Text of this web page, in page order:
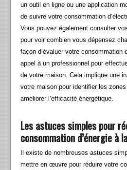
un outil en ligne ou une application
de suivre votre consommation
Vous pouvez également consulter
pour voir combien vous dépensez
façon d’évaluer votre consommation
appel à un professionnel pour
de votre maison. Cela implique une
votre maison pour identifier les
améliorer l’efficacité énergétique.
Les astuces simples pour
consommation d’énergie à
Il existe de nombreuses astuces
mettre en œuvre pour réduire votre